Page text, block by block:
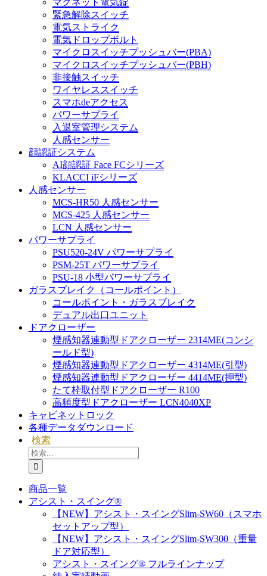
マグネット電気錠
緊急解除スイッチ
電気ストライク
電気ドロップボルト
マイクロスイッチプッシュバー(PBA)
マイクロスイッチプッシュバー(PBH)
非接触スイッチ
ワイヤレススイッチ
スマホdeアクセス
パワーサプライ
入退室管理システム
人感センサー
顔認証システム
AI顔認証 Face FCシリーズ
KLACCI iFシリーズ
人感センサー
MCS-HR50 人感センサー
MCS-425 人感センサー
LCN 人感センサー
パワーサプライ
PSU520-24V パワーサプライ
PSM-25T パワーサプライ
PSU-18 小型パワーサプライ
ガラスブレイク（コールポイント）
コールポイント・ガラスブレイク
デュアル出口ユニット
ドアクローザー
煙感知器連動型ドアクローザー 2314ME(コンシ
ールド型)
煙感知器連動型ドアクローザー 4314ME(引型)
煙感知器連動型ドアクローザー 4414ME(押型)
たて枠取付型ドアクローザー R100
高頻度型ドアクローザー LCN4040XP
キャビネットロック
各種データダウンロード
検索
検
索
…
商品一覧
アシスト・スイング®
【NEW】アシスト・スイングSlim-SW60（スマホ
セットアップ型）
【NEW】アシスト・スイングSlim-SW300（重量
ドア対応型）
アシスト・スイング® フルラインナップ